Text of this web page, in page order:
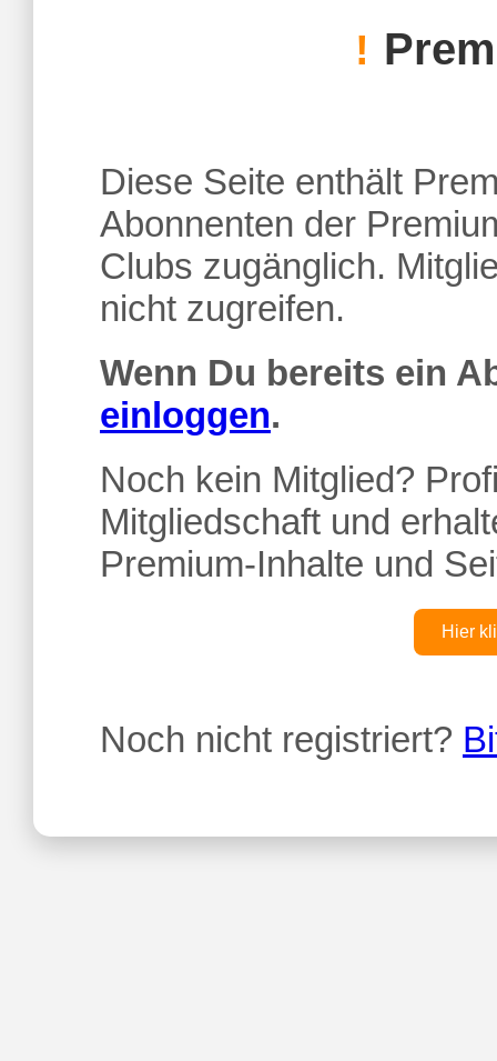
!
Diese Seite enthält
Abonnenten der
Clubs zugänglich.
nicht zugreifen.
Wenn Du bereits ein
einloggen.
Noch kein Mitglied?
Mitgliedschaft und
Premium-Inhalte und
Hier
Noch nicht registriert?